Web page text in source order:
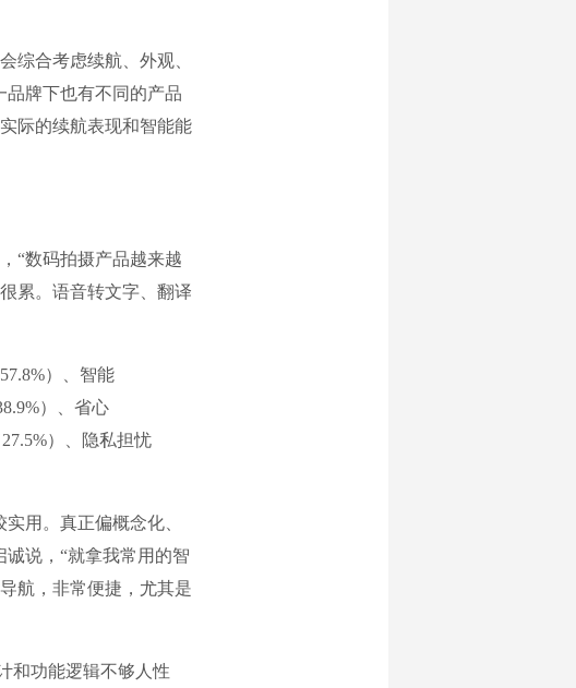
合考虑续航、外观、
品牌下也有不同的产品
际的续航表现和智能能
“数码拍摄产品越来越
累。语音转文字、翻译
）、智能
）、省心
）、隐私担忧
用。真正偏概念化、
说，“就拿我常用的智
航，非常便捷，尤其是
功能逻辑不够人性